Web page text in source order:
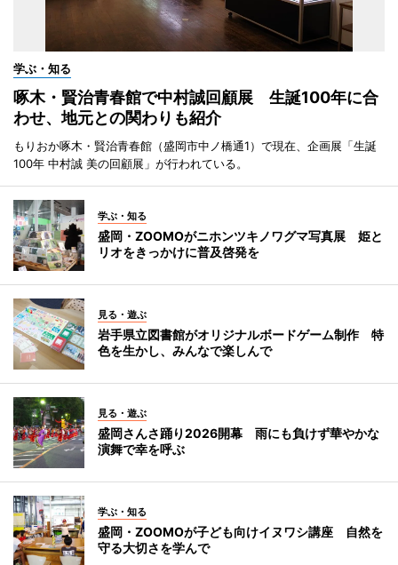
学ぶ・知る
啄木・賢治青春館で中村誠回顧展 生誕100年に合
わせ、地元との関わりも紹介
もりおか啄木・賢治青春館（盛岡市中ノ橋通1）で現在、企画展「生誕
100年 中村誠 美の回顧展」が行われている。
学ぶ・知る
盛岡・ZOOMOがニホンツキノワグマ写真展 姫と
リオをきっかけに普及啓発を
見る・遊ぶ
岩手県立図書館がオリジナルボードゲーム制作 特
色を生かし、みんなで楽しんで
見る・遊ぶ
盛岡さんさ踊り2026開幕 雨にも負けず華やかな
演舞で幸を呼ぶ
学ぶ・知る
盛岡・ZOOMOが子ども向けイヌワシ講座 自然を
守る大切さを学んで